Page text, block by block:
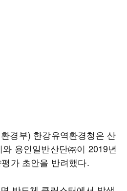
경부) 한강유역환경청은 산
용인일반산단㈜이 2019년
가 초안을 반려했다.